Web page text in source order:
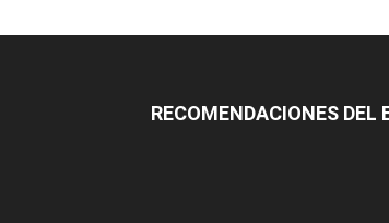
RECOMENDACIONES DEL